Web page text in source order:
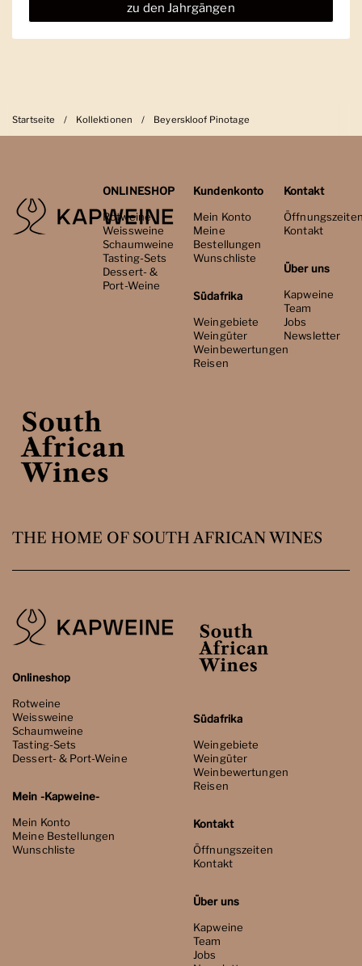
zu den Jahrgängen
Startseite / Kollektionen / Beyerskloof Pinotage
ONLINESHOP
Rotweine
Weissweine
Schaumweine
Tasting-Sets
Dessert- &
Port-Weine
Kundenkonto
Mein Konto
Meine
Bestellungen
Wunschliste
Südafrika
Weingebiete
Weingüter
Weinbewertungen
Reisen
Kontakt
Kontakt
Über uns
Kapweine
Team
Jobs
Newsletter
THE HOME OF SOUTH AFRICAN WINES
Onlineshop
Rotweine
Weissweine
Schaumweine
Tasting-Sets
Dessert- & Port-Weine
Mein -Kapweine-
Mein Konto
Meine Bestellungen
Wunschliste
Südafrika
Weingebiete
Weingüter
Weinbewertungen
Reisen
Kontakt
Öffnungszeiten
Kontakt
Über uns
Kapweine
Team
Jobs